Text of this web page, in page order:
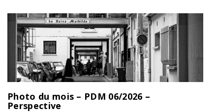
Photo du mois – PDM 06/2026 –
Perspective